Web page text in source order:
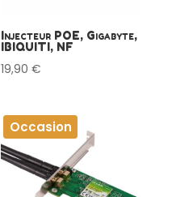
Injecteur POE, Gigabyte,
IBIQUITI, NF
19,90€
Occasion